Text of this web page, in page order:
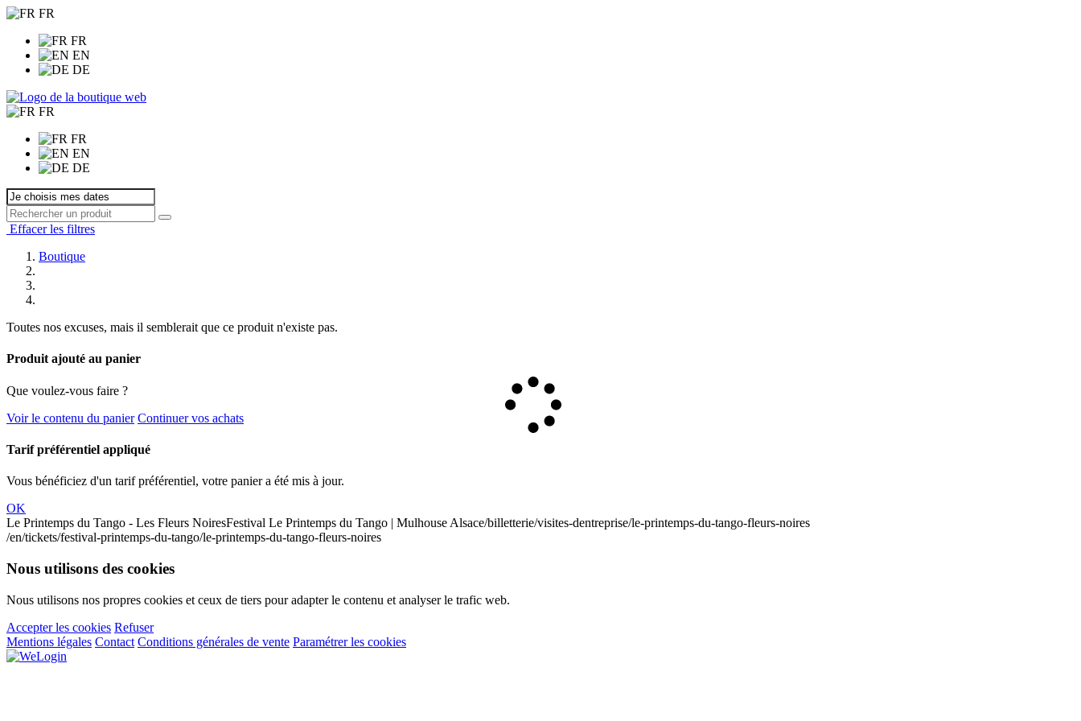
FR
FR
EN
DE
FR
FR
EN
DE
Effacer les filtres
Boutique
Toutes nos excuses, mais il semblerait que ce produit n'existe pas.
Produit ajouté au panier
Que voulez-vous faire ?
Voir le contenu du panier Continuer vos achats
Tarif préférentiel appliqué
Vous bénéficiez d'un tarif préférentiel, votre panier a été mis à jour.
OK
Le Printemps du Tango - Les Fleurs NoiresFestival Le Printemps du Tango | Mulhouse Alsace/billetterie/visites-dentreprise/le-printemps-du-tango-fleurs-noires
/en/tickets/festival-printemps-du-tango/le-printemps-du-tango-fleurs-noires
Nous utilisons des cookies
Nous utilisons nos propres cookies et ceux de tiers pour adapter le contenu et analyser le trafic web.
Accepter les cookies Refuser
Mentions légales Contact Conditions générales de vente Paramétrer les cookies